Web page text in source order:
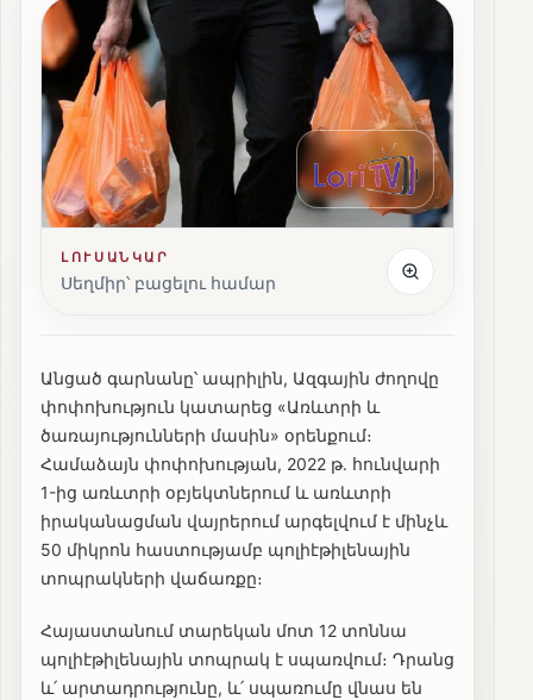
ԼՈՒՍԱՆԿԱՐ
Սեղմիր՝ բացելու համար
Անցած գարնանը՝ ապրիլին, Ազգային ժողովը
փոփոխություն կատարեց «Առևտրի և
ծառայությունների մասին» օրենքում։
Համաձայն փոփոխության, 2022 թ. հունվարի
1-ից առևտրի օբյեկտներում և առևտրի
իրականացման վայրերում արգելվում է մինչև
50 միկրոն հաստությամբ պոլիէթիլենային
տոպրակների վաճառքը։
Հայաստանում տարեկան մոտ 12 տոննա
պոլիէթիլենային տոպրակ է սպառվում։ Դրանց
և՛ արտադրությունը, և՛ սպառումը վնաս են